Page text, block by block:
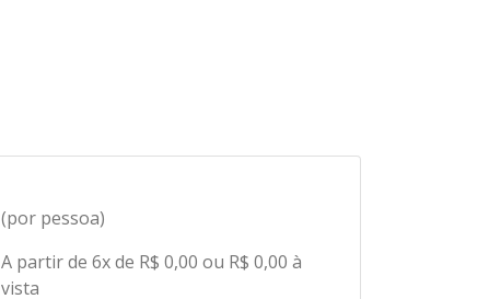
(por pessoa)
A partir de 6x de R$ 0,00 ou R$ 0,00 à
vista